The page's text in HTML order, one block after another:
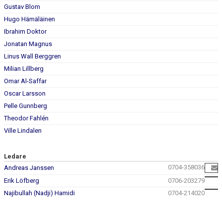
Gustav Blom
Hugo Hämäläinen
Ibrahim Doktor
Jonatan Magnus
Linus Wall Berggren
Milian Lillberg
Omar Al-Saffar
Oscar Larsson
Pelle Gunnberg
Theodor Fahlén
Ville Lindalen
Ledare
Andreas Janssen
0704-358036
Erik Löfberg
0706-203279
Najibullah (Nadji) Hamidi
0704-214020